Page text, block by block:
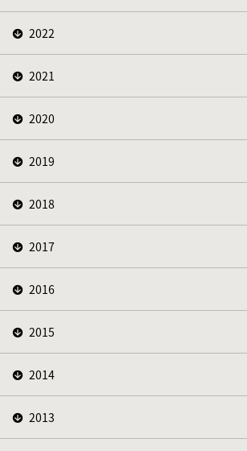
2022
2021
2020
2019
2018
2017
2016
2015
2014
2013